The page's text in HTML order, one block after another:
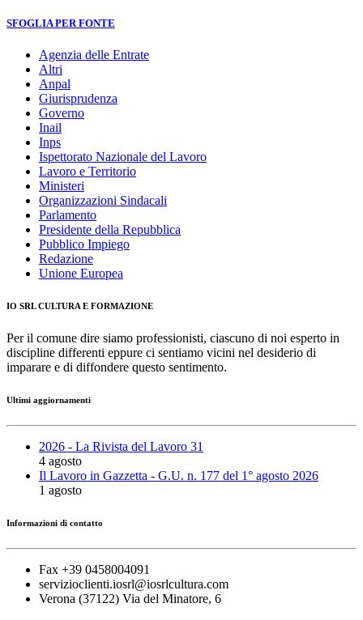
SFOGLIA PER FONTE
Agenzia delle Entrate
Altri
Anpal
Giurisprudenza
Governo
Inail
Inps
Ispettorato Nazionale del Lavoro
Lavoro e Territorio
Ministeri
Organizzazioni Sindacali
Parlamento
Presidente della Repubblica
Pubblico Impiego
Redazione
Unione Europea
IO SRL CULTURA E FORMAZIONE
Per il comune dire siamo professionisti, ciascuno di noi esperto in
discipline differenti eppure ci sentiamo vicini nel desiderio di
imparare e di diffondere questo sentimento.
Ultimi aggiornamenti
2026 - La Rivista del Lavoro 31
4 agosto
Il Lavoro in Gazzetta - G.U. n. 177 del 1° agosto 2026
1 agosto
Informazioni di contatto
Fax +39 0458004091
servizioclienti.iosrl@iosrlcultura.com
Verona (37122) Via del Minatore, 6